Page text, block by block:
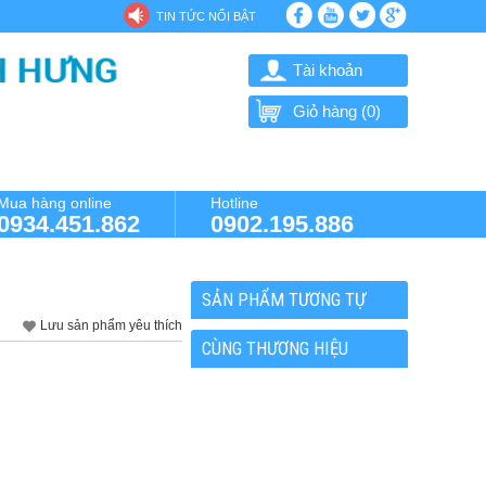
TIN TỨC NỔI BẬT
Tài khoản
Giỏ hàng (0)
hàng online Hotline
0902.195.886
Lưu sản phẩm yêu thích
SẢN PHẨM TƯƠNG TỰ
CÙNG THƯƠNG HIỆU